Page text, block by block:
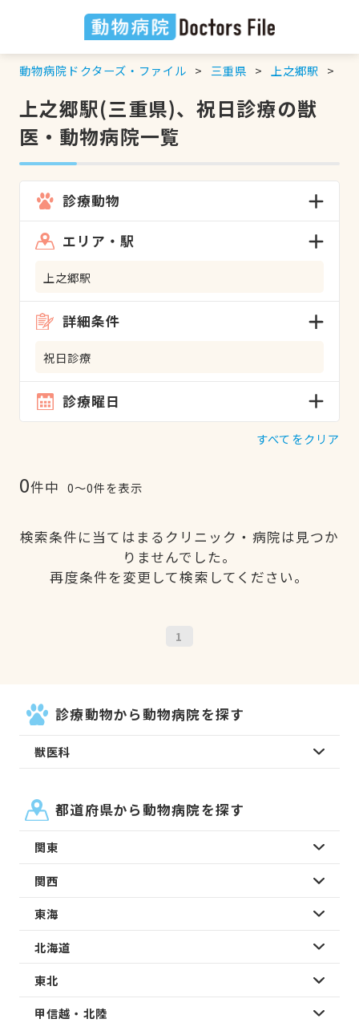
動物病院ドクターズ・ファイル 三重県 上之郷駅
上之郷駅(三重県)、祝日診療の獣
医・動物病院一覧
診療動物
エリア・駅
上之郷駅
詳細条件
祝日診療
診療曜日
すべてをクリア
0件中 0〜0件を表示
検索条件に当てはまるクリニック・病院は見つか
りませんでした。
再度条件を変更して検索してください。
1
診療動物から動物病院を探す
獣医科
都道府県から動物病院を探す
関東
関西
東海
北海道
東北
甲信越・北陸